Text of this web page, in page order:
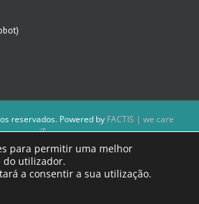
reservados. Powered by FACTIS | we care
iT
se o direito de não publicar conteúdos que
as leis nacionais.
e as imagens depositadas são da inteira
para permitir uma melhor
do utilizador.
a consentir a sua utilização.